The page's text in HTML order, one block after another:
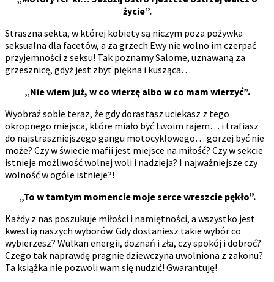
życie”.
Straszna sekta, w której kobiety są niczym poza pożywka
seksualna dla facetów, a za grzech Ewy nie wolno im czerpać
przyjemności z seksu! Tak poznamy Salome, uznawaną za
grzesznicę, gdyż jest zbyt piękna i kusząca…
„Nie wiem już, w co wierzę albo w co mam wierzyć”.
Wyobraź sobie teraz, że gdy dorastasz uciekasz z tego
okropnego miejsca, które miało być twoim rajem… i trafiasz
do najstraszniejszego gangu motocyklowego… gorzej być nie
może? Czy w świecie mafii jest miejsce na miłość? Czy w sekcie
istnieje możliwość wolnej woli i nadzieja? I najważniejsze czy
wolność w ogóle istnieje?!
„To w tamtym momencie moje serce wreszcie pękło”.
Każdy z nas poszukuje miłości i namiętności, a wszystko jest
kwestią naszych wyborów. Gdy dostaniesz takie wybór co
wybierzesz? Wulkan energii, doznań i zła, czy spokój i dobroć?
Czego tak naprawdę pragnie dziewczyna uwolniona z zakonu?
Ta książka nie pozwoli wam się nudzić! Gwarantuję!